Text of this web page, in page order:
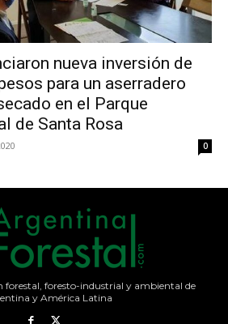
nueva inversión de
para un aserradero
en el Parque
de Santa Rosa
0
forestal, foresto-industrial y ambiental de
y América Latina